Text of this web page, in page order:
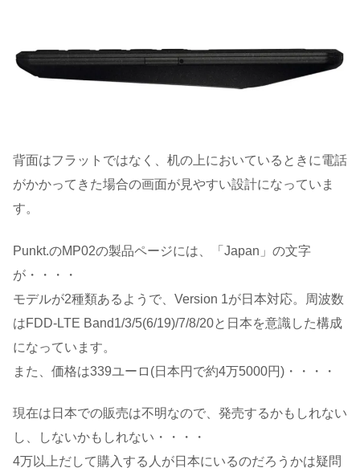
背面はフラットではなく、机の上においているときに電話
がかかってきた場合の画面が見やすい設計になっていま
す。
Punkt.のMP02の製品ページには、「Japan」の文字
が・・・・
モデルが2種類あるようで、Version 1が日本対応。周波数
はFDD-LTE Band1/3/5(6/19)/7/8/20と日本を意識した構成
になっています。
また、価格は339ユーロ(日本円で約4万5000円)・・・・
現在は日本での販売は不明なので、発売するかもしれない
し、しないかもしれない・・・・
4万以上だして購入する人が日本にいるのだろうかは疑問